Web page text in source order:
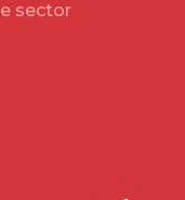
sector